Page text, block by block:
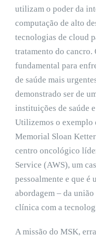
utilizam o poder da
computação de alto
tecnologias de cloud
tratamento do cancro.
fundamental para
de saúde mais
demonstrado ser de
instituições de saúde
Utilizemos o exemplo
Memorial Sloan
centro oncológico
Service (AWS), um
pessoalmente e que é
abordagem – da
clínica com a
A missão do MSK,